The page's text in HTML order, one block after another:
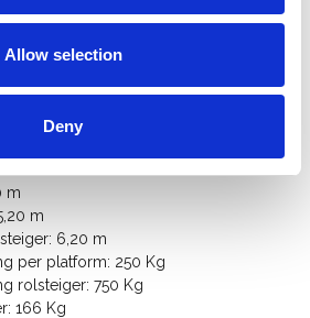
Allow selection
Deny
stabiele en betrouwbare oplossing
verkrijgbaar.
m
m
6,20 m
per platform: 250 Kg
rolsteiger: 750 Kg
166 Kg